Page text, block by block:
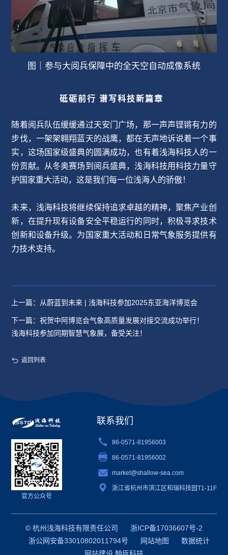
图｜参与大阅兵保障中的全天空自动成像系统
砥砺前行 谱写科技新篇章
随着阅兵队伍缓缓通过天安门广场，那一声声铿锵有力的
步伐，一架架翱翔蓝天的战鹰，都在无声地诉说着一个事
实，这场国家级盛典的圆满成功，也有着浅海科技人的一
份贡献。从冬奥赛场到阅兵盛典，浅海科技用科技力量守
护国家重大活动，这是我们每一位浅海人的骄傲！
未来，浅海科技将继续保持追求卓越的精神，聚焦产业创
新，在提升现有设备安全平稳运行的同时，积极寻求技术
创新和设备升级。为国家重大活动和日常气象服务提供有
力技术支持。
上一篇：从蔚蓝到未来 | 浅海科技参加2025东亚海洋博览会
下一篇：祝贺中阿博览会气象高质量发展对接交流成功举行！
浅海科技参加同期智慧气象展，备受关注！
返回列表
官方公众号
联系我们
86-0571-81956003
86-0571-81956002
market@shallow-sea.com
浙江省杭州市滨江区和瑞科技园T1-11F
© 杭州浅海科技有限责任公司
浙ICP备17036607号-2
浙公网安备33010802011794号
网站地图
数据统计